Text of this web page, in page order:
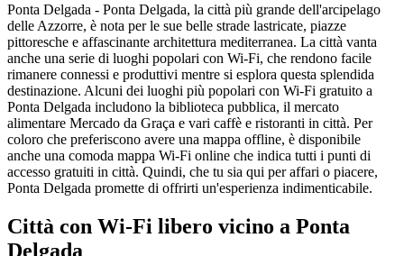
Ponta Delgada - Ponta Delgada, la città più grande dell'arcipelago
delle Azzorre, è nota per le sue belle strade lastricate, piazze
pittoresche e affascinante architettura mediterranea. La città vanta
anche una serie di luoghi popolari con Wi-Fi, che rendono facile
rimanere connessi e produttivi mentre si esplora questa splendida
destinazione. Alcuni dei luoghi più popolari con Wi-Fi gratuito a
Ponta Delgada includono la biblioteca pubblica, il mercato
alimentare Mercado da Graça e vari caffè e ristoranti in città. Per
coloro che preferiscono avere una mappa offline, è disponibile
anche una comoda mappa Wi-Fi online che indica tutti i punti di
accesso gratuiti in città. Quindi, che tu sia qui per affari o piacere,
Ponta Delgada promette di offrirti un'esperienza indimenticabile.
Città con Wi-Fi libero vicino a Ponta
Delgada